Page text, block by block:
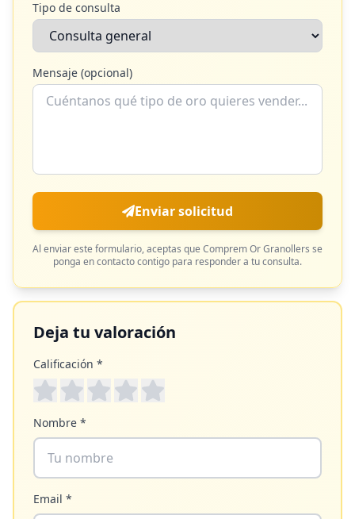
Tipo de consulta
Mensaje (opcional)
Enviar solicitud
Al enviar este formulario, aceptas que Comprem Or Granollers se
ponga en contacto contigo para responder a tu consulta.
Deja tu valoración
Calificación *
Nombre *
Email *